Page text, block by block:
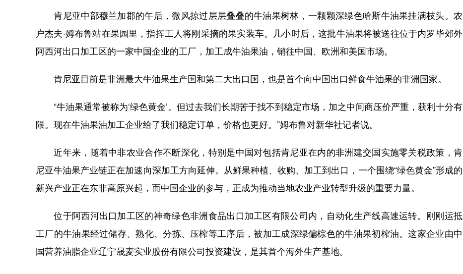
肯尼亚中部穆兰加郡的午后，微风掠过层层叠叠的牛油果树林，一颗颗深绿色哈斯牛油果挂满枝头。农
户杰夫·姆布鲁站在果园里，指挥工人将刚采摘的果实装车。几小时后，这批牛油果将被送往位于内罗毕郊外
阿西河出口加工区的一家中国企业的工厂，加工成牛油果油，销往中国、欧洲和美国市场。
肯尼亚目前是非洲最大牛油果生产国和第二大出口国，也是首个向中国出口鲜食牛油果的非洲国家。
“牛油果通常被称为‘绿色黄金’。但过去我们长期苦于找不到稳定市场，加之中间商压价严重，获利十分有
限。现在牛油果油加工企业给了我们稳定订单，价格也更好。”姆布鲁对新华社记者说。
近年来，随着中非农业合作不断深化，特别是中国对包括肯尼亚在内的非洲建交国实施零关税政策，肯
尼亚牛油果产业链正在加速向深加工方向延伸。从鲜果种植、收购、加工到出口，一个围绕“绿色黄金”形成的
新兴产业正在东非高原兴起，而中国企业的参与，正成为推动当地农业产业转型升级的重要力量。
位于阿西河出口加工区的神奇绿色非洲食品出口加工区有限公司内，自动化生产线高速运转。刚刚运抵
工厂的牛油果经过储存、熟化、分拣、压榨等工序后，被加工成深绿偏棕色的牛油果初榨油。这家企业由中
国营养油脂企业辽宁晟麦实业股份有限公司投资建设，是其首个海外生产基地。